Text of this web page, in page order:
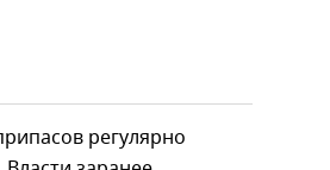
регулярно